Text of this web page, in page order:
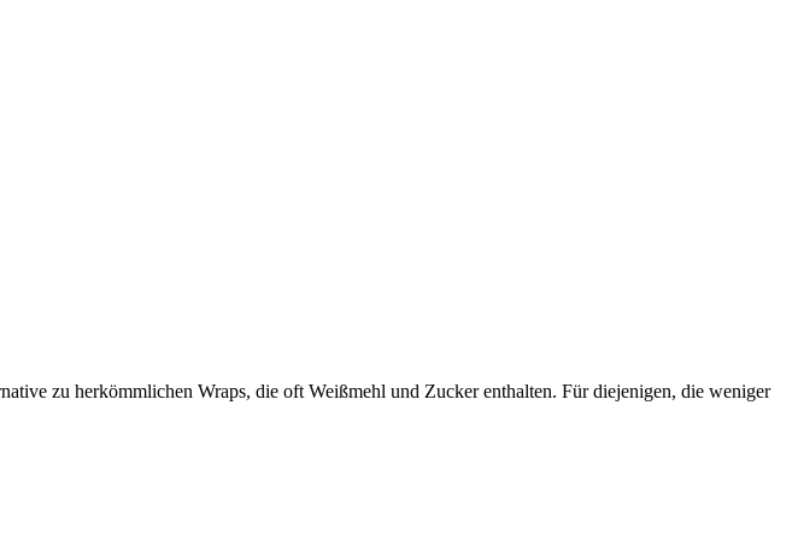
zu herkömmlichen Wraps, die oft Weißmehl und Zucker enthalten. Für diejenigen, die weniger